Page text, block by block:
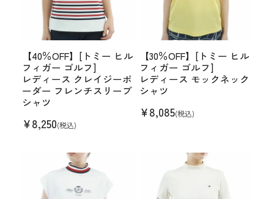
【40％OFF】[トミー ヒル
フィガー ゴルフ]
レディース クレイジーボ
ーダー フレンチスリーブ
シャツ
¥8,250(税込)
【30％OFF】[トミー ヒル
フィガー ゴルフ]
レディース モックネック
シャツ
¥8,085(税込)